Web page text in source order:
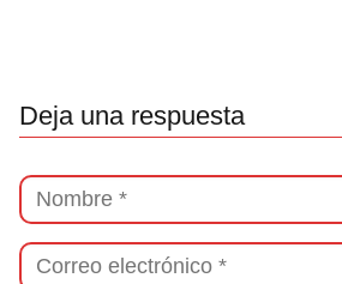
Deja una respuesta